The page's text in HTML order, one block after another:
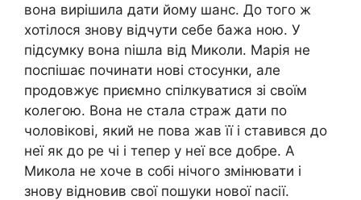
вона вирішила дати йому шанс. До того ж
хотілося знову відчути себе бажа ною. У
підсумку вона nішла від Миколи. Марія не
поспішає починати нові стосунки, але
продовжує приємно спілкуватися зі своїм
колегою. Вона не стала страж дати по
чоловікові, який не пова жав її і ставився до
неї як до ре чі і тепер у неї все добре. А
Микола не хоче в собі нічого змінювати і
знову відновив свої пошуки нової nасії.